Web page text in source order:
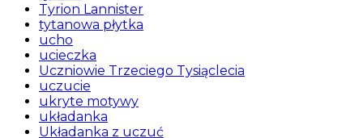
Tyrion Lannister
tytanowa płytka
ucho
ucieczka
Uczniowie Trzeciego Tysiąclecia
uczucie
ukryte motywy
układanka
Układanka z uczuć